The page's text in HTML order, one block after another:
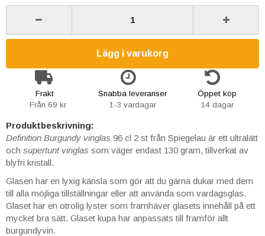
Lägg i varukorg
Frakt
Från 69 kr
Snabba leveranser
1-3 vardagar
Öppet köp
14 dagar
Produktbeskrivning:
Definition Burgundy vinglas 96 cl 2 st från Spiegelau är ett ultralätt
och supertunt vinglas som väger endast 130 gram, tillverkat av
blyfri kristall.
Glasen har en lyxig känsla som gör att du gärna dukar med dem
till alla möjliga tillställningar eller att använda som vardagsglas.
Glaset har en otrolig lyster som framhäver glasets innehåll på ett
mycket bra sätt. Glaset kupa har anpassats till framför allt
burgundyvin.